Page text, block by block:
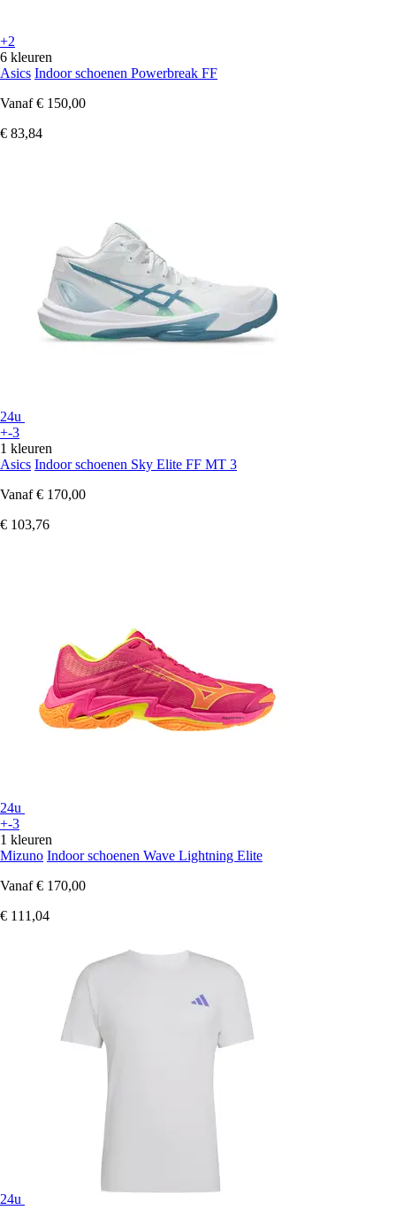
+2
6 kleuren
Asics Indoor schoenen Powerbreak FF
Vanaf € 150,00
€ 83,84
24u
+-3
1 kleuren
Asics Indoor schoenen Sky Elite FF MT 3
Vanaf € 170,00
€ 103,76
24u
+-3
1 kleuren
Mizuno Indoor schoenen Wave Lightning Elite
Vanaf € 170,00
€ 111,04
24u